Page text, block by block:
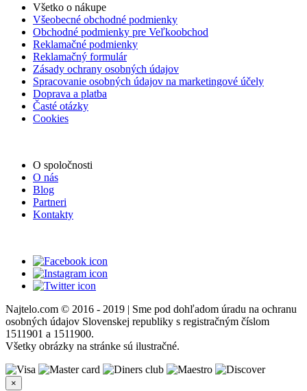
Všetko o nákupe
Všeobecné obchodné podmienky
Obchodné podmienky pre Veľkoobchod
Reklamačné podmienky
Reklamačný formulár
Zásady ochrany osobných údajov
Spracovanie osobných údajov na marketingové účely
Doprava a platba
Časté otázky
Cookies
O spoločnosti
O nás
Blog
Partneri
Kontakty
Najtelo.com © 2016 - 2019 | Sme pod dohľadom úradu na ochranu
osobných údajov Slovenskej republiky s registračným číslom
1511901 a 1511900.
Všetky obrázky na stránke sú ilustračné.
×